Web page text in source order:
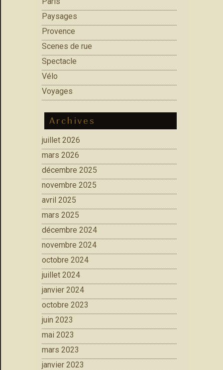
Paysages
Provence
Scenes de rue
Spectacle
Vélo
Voyages
Archives
juillet 2026
mars 2026
décembre 2025
novembre 2025
avril 2025
mars 2025
décembre 2024
novembre 2024
octobre 2024
juillet 2024
janvier 2024
octobre 2023
juin 2023
mai 2023
mars 2023
janvier 2023